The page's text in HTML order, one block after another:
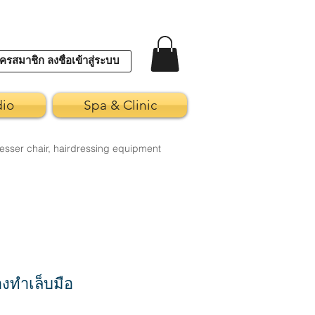
รสมาชิก ลงชื่อเข้าสู่ระบบ
Spa & Clinic
chair, hairdressing equipment
ทำเล็บมือ